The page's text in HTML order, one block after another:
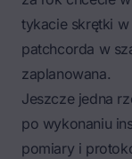
tykacie skrętki
patchcorda w
zaplanowana.
Jeszcze jedna
po wykonaniu
pomiary i